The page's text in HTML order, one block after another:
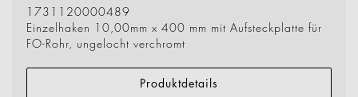
1731120000489
Einzelhaken 10,00mm x 400 mm mit Aufsteckplatte für
FO-Rohr, ungelocht verchromt
Produktdetails